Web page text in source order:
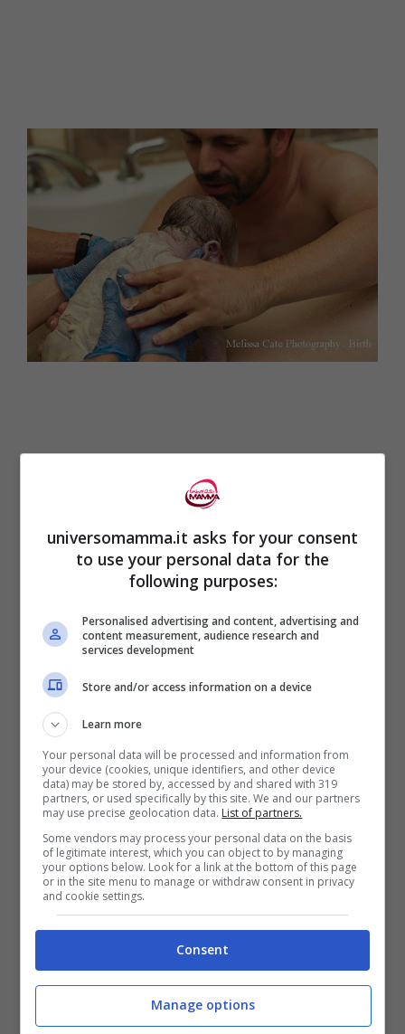
Pagine:1 2 3 4 5 6 7
16
ULTIMI ARTICOLI
universomamma.it asks for your consent
to use your personal data for the
following purposes:
Personalised advertising and content, advertising and
content measurement, audience research and
services development
Store and/or access information on a device
Learn more
Your personal data will be processed and information from
your device (cookies, unique identifiers, and other device
data) may be stored by, accessed by and shared with 319
partners, or used specifically by this site. We and our partners
may use precise geolocation data. List of partners.
Some vendors may process your personal data on the basis
of legitimate interest, which you can object to by managing
your options below. Look for a link at the bottom of this page
or in the site menu to manage or withdraw consent in privacy
and cookie settings.
Consent
Manage options